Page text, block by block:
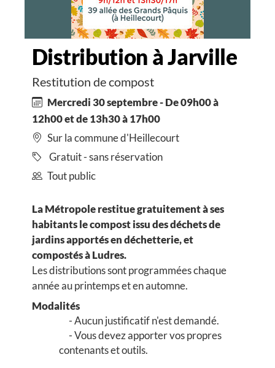
Distribution à Jarville
Restitution de compost
Mercredi 30 septembre - De 09h00 à
12h00 et de 13h30 à 17h00
Sur la commune d'Heillecourt
Gratuit - sans réservation
Tout public
La Métropole restitue gratuitement à ses
habitants le compost issu des déchets de
jardins apportés en déchetterie, et
compostés à Ludres.
Les distributions sont programmées chaque
année au printemps et en automne.
Modalités
Aucun justificatif n'est demandé.
Vous devez apporter vos propres
contenants et outils.